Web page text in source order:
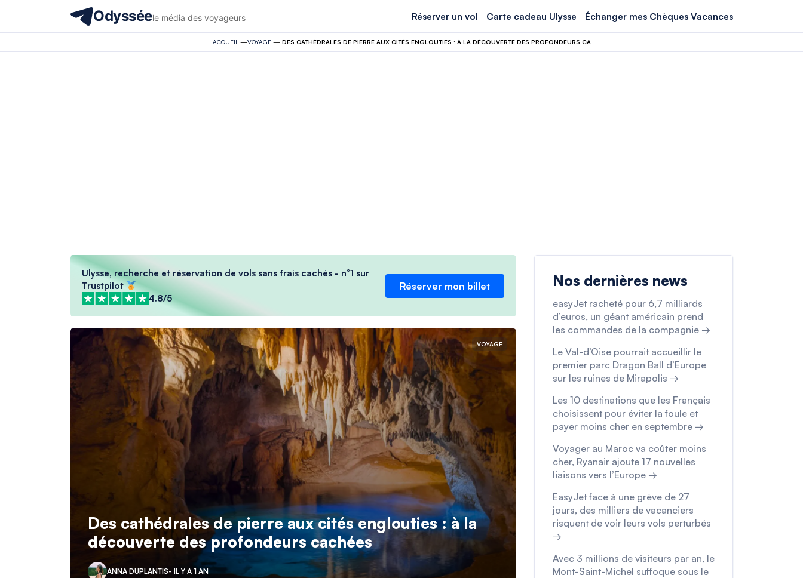
Odysséele média des voyageurs Réserver un vol Carte cadeau Ulysse Échanger mes Chèques Vacances
ACCUEIL —VOYAGE— DES CATHÉDRALES DE PIERRE AUX CITÉS ENGLOUTIES : À LA DÉCOUVERTE DES PROFONDEURS CACHÉES
Ulysse, recherche et réservation de vols sans frais cachés - n°1 sur
Trustpilot
4.8/5
Réserver mon billet
VOYAGE
Des cathédrales de pierre aux cités englouties : à la
découverte des profondeurs cachées
ANNA DUPLANTIS- IL Y A 1 AN
Nos dernières news
easyJet racheté pour 6,7 milliards
d’euros, un géant américain prend
les commandes de la compagnie →
Le Val-d’Oise pourrait accueillir le
premier parc Dragon Ball d’Europe
sur les ruines de Mirapolis →
Les 10 destinations que les Français
choisissent pour éviter la foule et
payer moins cher en septembre →
Voyager au Maroc va coûter moins
cher, Ryanair ajoute 17 nouvelles
liaisons vers l’Europe →
EasyJet face à une grève de 27
jours, des milliers de vacanciers
risquent de voir leurs vols perturbés
→
Avec 3 millions de visiteurs par an, le
Mont-Saint-Michel suffoque sous le